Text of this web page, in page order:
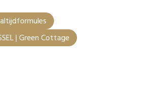
| Green Cottage